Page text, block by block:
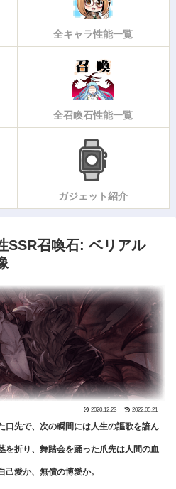
全キャラ性能一覧
全召喚石性能一覧
ガジェット紹介
SSR召喚石: ベリアル
2020.12.23 2022.05.21
口先で、次の瞬間には人生の謳歌を諳ん
を折り、舞踏会を踊った爪先は人間の血
愛か、無償の博愛か。